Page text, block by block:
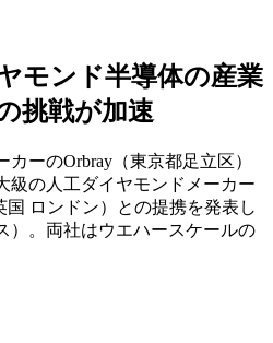
モンド半導体の産業
挑戦が加速
カーのOrbray（東京都足立区）
級の人工ダイヤモンドメーカー
国 ロンドン）との提携を発表し
）。両社はウエハースケールの